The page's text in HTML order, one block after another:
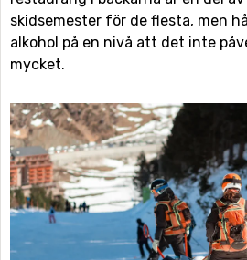
skidsemester för de flesta, men
alkohol på en nivå att det inte
mycket.